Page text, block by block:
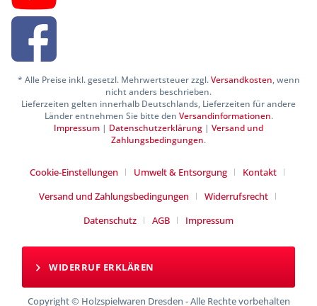
* Alle Preise inkl. gesetzl. Mehrwertsteuer zzgl.Versandkosten, wenn
nicht anders beschrieben.
Lieferzeiten gelten innerhalb Deutschlands, Lieferzeiten für andere
Länder entnehmen Sie bitte den Versandinformationen.
Impressum | Datenschutzerklärung | Versand und
Zahlungsbedingungen.
Cookie-Einstellungen Umwelt & Entsorgung
Kontakt
Versand und Zahlungsbedingungen
Widerrufsrecht
Datenschutz
AGB Impressum
WIDERRUF ERKLÄREN
Copyright © Holzspielwaren Dresden - Alle Rechte vorbehalten